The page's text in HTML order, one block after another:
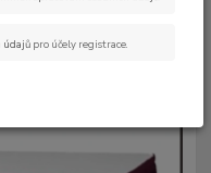
výška
- bordo
údajů pro účely registrace.